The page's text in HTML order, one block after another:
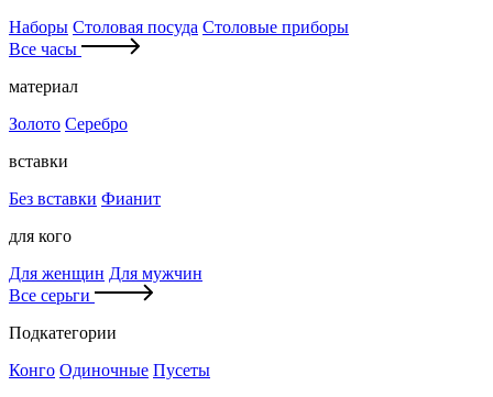
Наборы Столовая посуда Столовые приборы
Все часы
материал
Золото Серебро
вставки
Без вставки Фианит
для кого
Для женщин Для мужчин
Все серьги
Подкатегории
Конго Одиночные Пусеты